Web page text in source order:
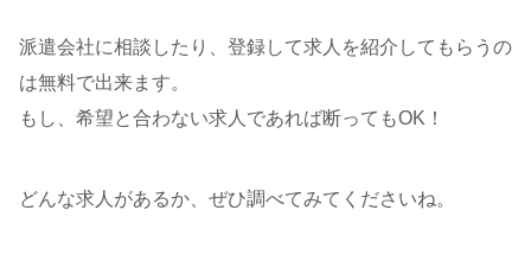
派遣会社に相談したり、登録して求人を紹介してもらうの
は無料で出来ます。
もし、希望と合わない求人であれば断ってもOK！
どんな求人があるか、ぜひ調べてみてくださいね。